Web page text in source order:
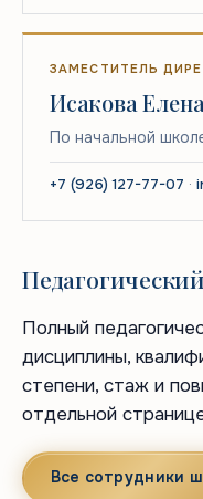
ЗАМЕСТИТЕЛЬ
Исакова
По начальной
+7 (926) 127-77-07 ·
Полный
дисциплины,
степени, стаж и
отдельной
Все сотрудники